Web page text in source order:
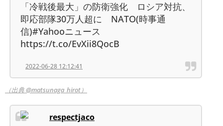
「冷戦後最大」の防衛強化 ロシア対抗、
即応部隊30万人超に NATO(時事通
信)#Yahooニュース
https://t.co/EvXii8QocB
2022-06-28 12:12:41
（出典 @matsunaga_hirot）
respectjaco